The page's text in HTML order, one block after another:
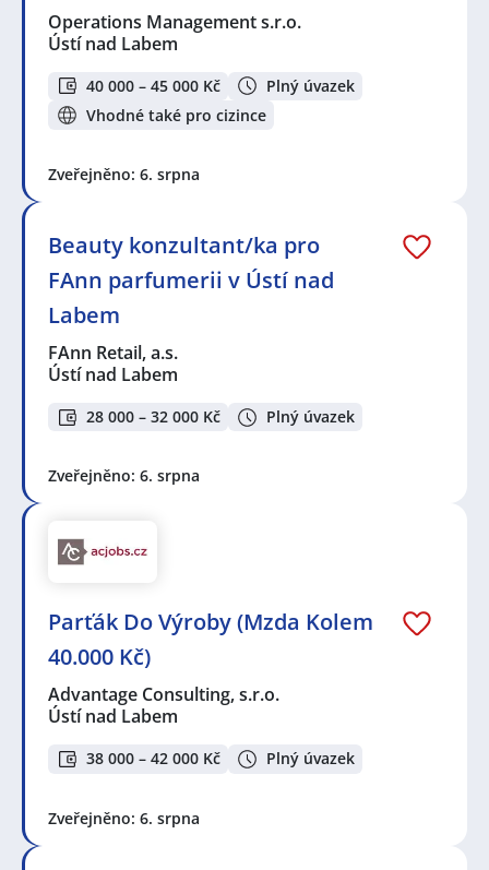
Operations Management s.r.o.
Ústí nad Labem
40 000 – 45 000 Kč
Plný úvazek
Vhodné také pro cizince
Zveřejněno: 6. srpna
Beauty konzultant/ka pro
FAnn parfumerii v Ústí nad
Labem
FAnn Retail, a.s.
Ústí nad Labem
28 000 – 32 000 Kč Plný úvazek
Zveřejněno: 6. srpna
Parťák Do Výroby (Mzda Kolem
40.000 Kč)
Advantage Consulting, s.r.o.
Ústí nad Labem
38 000 – 42 000 Kč Plný úvazek
Zveřejněno: 6. srpna